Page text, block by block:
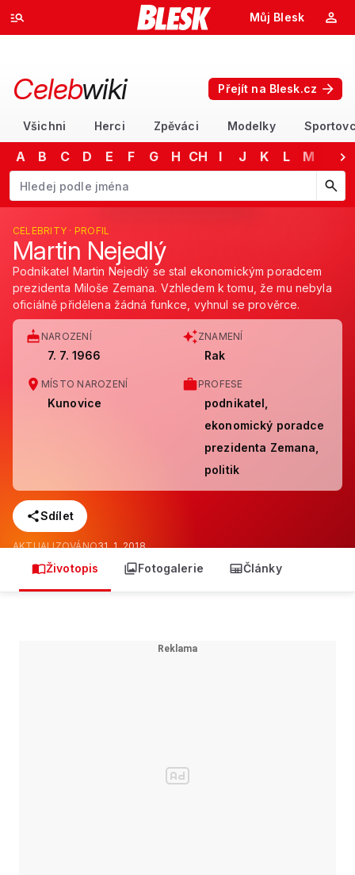
Můj Blesk
Celebwiki Přejít na Blesk.cz
Všichni Herci Zpěváci Modelky
A B C D E F G H CH I J K L M
Začněte psát jméno. Šipkami dolů a nahoru procházejte návrhy,
CELEBRITY · PROFIL
Martin Nejedlý
Podnikatel Martin Nejedlý se stal ekonomickým poradcem
prezidenta Miloše Zemana. Vzhledem k tomu, že mu nebyla
oficiálně přidělena žádná funkce, vyhnul se prověrce.
NAROZENÍ
7. 7. 1966
ZNAMENÍ
Rak
MÍSTO NAROZENÍ
Kunovice
PROFESE
podnikatel,
ekonomický poradce
prezidenta Zemana,
politik
Sdílet
AKTUALIZOVÁNO31. 1. 2018
Životopis Fotogalerie Články